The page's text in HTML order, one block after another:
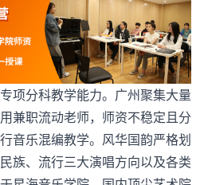
分科教学能力。广州聚集大量
兼职流动老师，师资不稳定且分
音乐混编教学。风华国韵严格划
族、流行三大演唱方向以及各类